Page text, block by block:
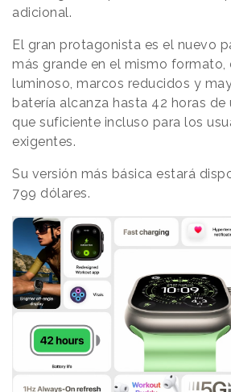
adicional.
El gran protagonista es el nuevo
más grande en el mismo formato,
luminoso, marcos reducidos y
batería alcanza hasta 42 horas de
que suficiente incluso para los
exigentes.
Su versión más básica estará
799 dólares.